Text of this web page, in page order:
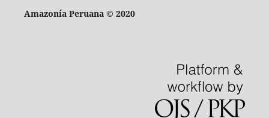
Amazonía Peruana © 2020